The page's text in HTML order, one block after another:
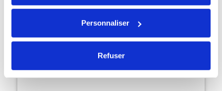
Personnaliser
Refuser